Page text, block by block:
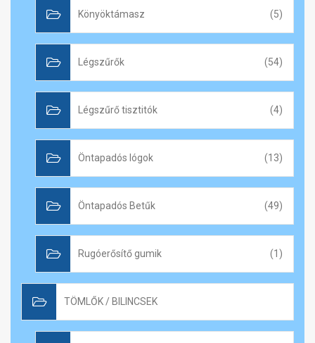
Könyöktámasz (5)
Légszűrők (54)
Légszűrő tisztitók (4)
Öntapadós lógok (13)
Öntapadós Betűk (49)
Rugóerősítő gumik (1)
TÖMLŐK / BILINCSEK